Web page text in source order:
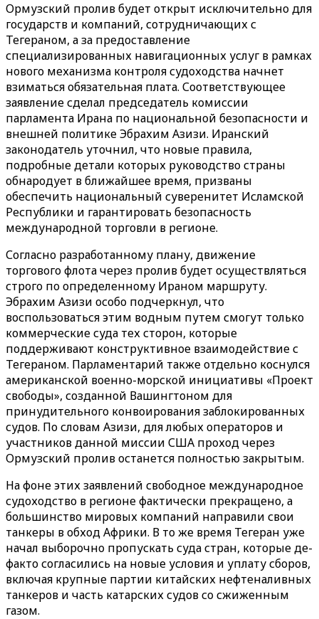
Ормузский пролив будет открыт исключительно для
государств и компаний, сотрудничающих с
Тегераном, а за предоставление
специализированных навигационных услуг в рамках
нового механизма контроля судоходства начнет
взиматься обязательная плата. Соответствующее
заявление сделал председатель комиссии
парламента Ирана по национальной безопасности и
внешней политике Эбрахим Азизи. Иранский
законодатель уточнил, что новые правила,
подробные детали которых руководство страны
обнародует в ближайшее время, призваны
обеспечить национальный суверенитет Исламской
Республики и гарантировать безопасность
международной торговли в регионе.
Согласно разработанному плану, движение
торгового флота через пролив будет осуществляться
строго по определенному Ираном маршруту.
Эбрахим Азизи особо подчеркнул, что
воспользоваться этим водным путем смогут только
коммерческие суда тех сторон, которые
поддерживают конструктивное взаимодействие с
Тегераном. Парламентарий также отдельно коснулся
американской военно-морской инициативы «Проект
свободы», созданной Вашингтоном для
принудительного конвоирования заблокированных
судов. По словам Азизи, для любых операторов и
участников данной миссии США проход через
Ормузский пролив останется полностью закрытым.
На фоне этих заявлений свободное международное
судоходство в регионе фактически прекращено, а
большинство мировых компаний направили свои
танкеры в обход Африки. В то же время Тегеран уже
начал выборочно пропускать суда стран, которые де-
факто согласились на новые условия и уплату сборов,
включая крупные партии китайских нефтеналивных
танкеров и часть катарских судов со сжиженным
газом.